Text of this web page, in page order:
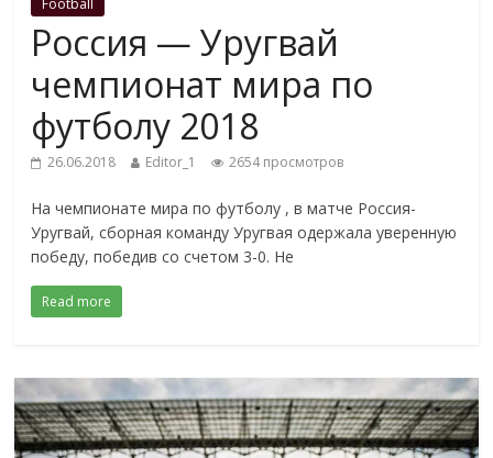
Football
Россия — Уругвай
чемпионат мира по
футболу 2018
26.06.2018 Editor_1 2654 просмотров
На чемпионате мира по футболу , в матче Россия-
Уругвай, сборная команду Уругвая одержала уверенную
победу, победив со счетом 3-0. Не
Read more